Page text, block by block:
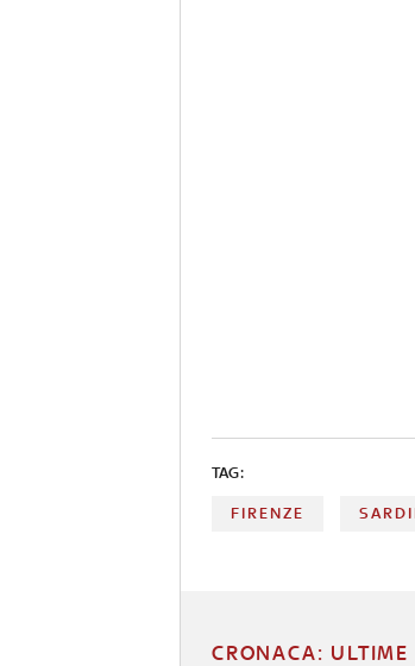
TAG:
FIRENZE
CRONACA: